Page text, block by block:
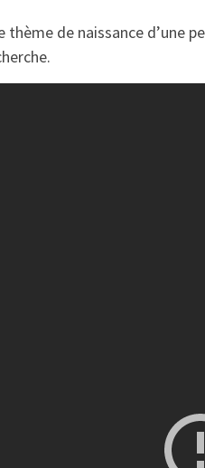
thème de naissance